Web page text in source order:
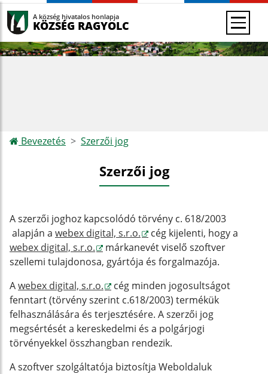
A község hivatalos honlapja
KÖZSÉG RAGYOLC
Bevezetés Szerzői jog
Szerzői jog
A szerzői joghoz kapcsolódó törvény c. 618/2003
alapján a webex digital, s.r.o.
cég kijelenti, hogy a
webex digital, s.r.o.
márkanevét viselő szoftver
szellemi tulajdonosa, gyártója és forgalmazója.
Awebex digital, s.r.o.
cég minden jogosultságot
fenntart (törvény szerint c.618/2003) termékük
felhasználására és terjesztésére. A szerzői jog
megsértését a kereskedelmi és a polgárjogi
törvényekkel összhangban rendezik.
A szoftver szolgáltatója biztosítja Weboldaluk